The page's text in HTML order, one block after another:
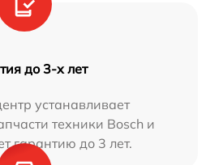
до 3-х лет
устанавливает
техники Bosch и
гарантию до 3 лет.